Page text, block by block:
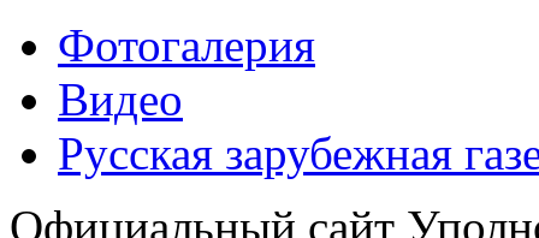
Фотогалерия
Видео
Русская зарубежная
Официальный сайт